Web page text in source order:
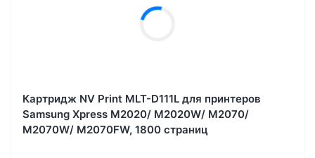
Картридж NV Print MLT-D111L для принтеров
Samsung Xpress M2020/ M2020W/ M2070/
M2070W/ M2070FW, 1800 страниц